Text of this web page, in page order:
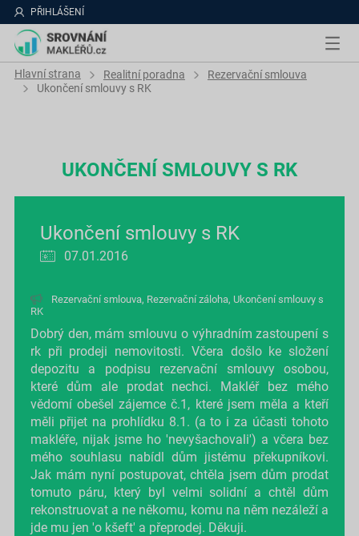
PŘIHLÁŠENÍ
Hlavní strana Realitní poradna
Rezervační smlouva
Ukončení smlouvy s RK
UKONČENÍ SMLOUVY S RK
Ukončení smlouvy s RK
07.01.2016
Rezervační smlouva, Rezervační záloha, Ukončení smlouvy s
RK
Dobrý den, mám smlouvu o výhradním zastoupení s
rk při prodeji nemovitosti. Včera došlo ke složení
depozitu a podpisu rezervační smlouvy osobou,
které dům ale prodat nechci. Makléř bez mého
vědomí obešel zájemce č.1, které jsem měla a kteří
měli přijet na prohlídku 8.1. (a to i za účasti tohoto
makléře, nijak jsme ho 'nevyšachovali') a včera bez
mého souhlasu nabídl dům jistému překupníkovi.
Jak mám nyní postupovat, chtěla jsem dům prodat
tomuto páru, který byl velmi solidní a chtěl dům
rekonstruovat a ne někomu, komu na něm nezáleží a
jde mu jen 'o kšeft' a přeprodej. Děkuji.